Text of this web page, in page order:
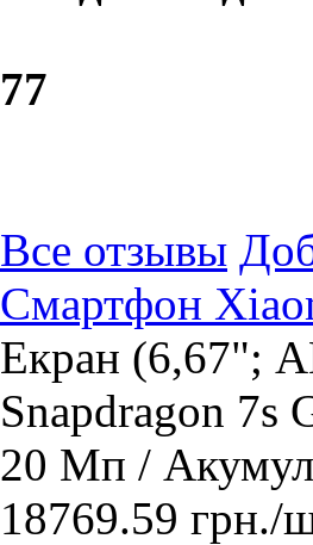
77
Все отзывы
Смартфон
Екран (6,67";
Snapdragon
20 Мп /
18769.59 грн./